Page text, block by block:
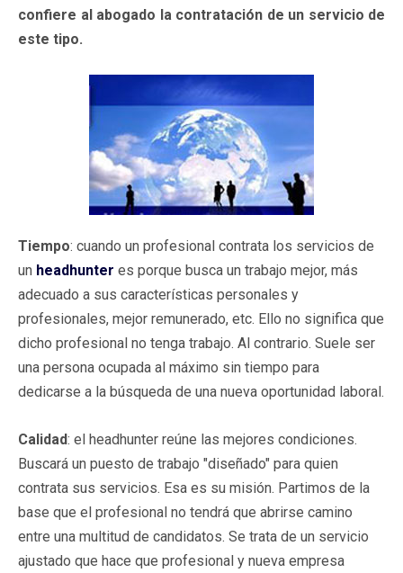
confiere al abogado la contratación de un servicio de
este tipo.
Tiempo: cuando un profesional contrata los servicios de
un headhunter es porque busca un trabajo mejor, más
adecuado a sus características personales y
profesionales, mejor remunerado, etc. Ello no significa que
dicho profesional no tenga trabajo. Al contrario. Suele ser
una persona ocupada al máximo sin tiempo para
dedicarse a la búsqueda de una nueva oportunidad laboral.
Calidad: el headhunter reúne las mejores condiciones.
Buscará un puesto de trabajo "diseñado" para quien
contrata sus servicios. Esa es su misión. Partimos de la
base que el profesional no tendrá que abrirse camino
entre una multitud de candidatos. Se trata de un servicio
ajustado que hace que profesional y nueva empresa